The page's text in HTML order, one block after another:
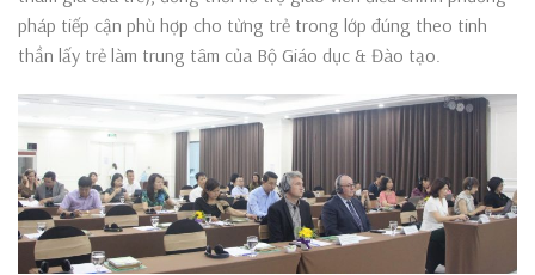
pháp tiếp cận phù hợp cho từng trẻ trong lớp đúng theo tinh
thần lấy trẻ làm trung tâm của Bộ Giáo dục & Đào tạo.